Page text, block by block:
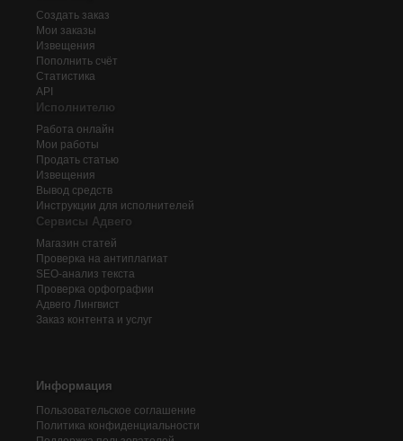
Создать заказ
Мои заказы
Извещения
Пополнить счёт
Статистика
API
Исполнителю
Работа онлайн
Мои работы
Продать статью
Извещения
Вывод средств
Инструкции для исполнителей
Сервисы Адвего
Магазин статей
Проверка на антиплагиат
SEO-анализ текста
Проверка орфографии
Адвего Лингвист
Заказ контента и услуг
Информация
Пользовательское соглашение
Политика конфиденциальности